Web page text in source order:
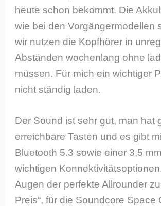
heute schon bekommt. Die
wie bei den Vorgängermodellen
wir nutzen die Kopfhörer in
Abständen wochenlang ohne
müssen. Für mich ein wichtiger
nicht ständig laden.
Der Sound ist sehr gut, man hat
erreichbare Tasten und es gibt
Bluetooth 5.3 sowie einer 3,5
wichtigen
Augen der perfekte Allrounder
Preis“, für die Soundcore Space